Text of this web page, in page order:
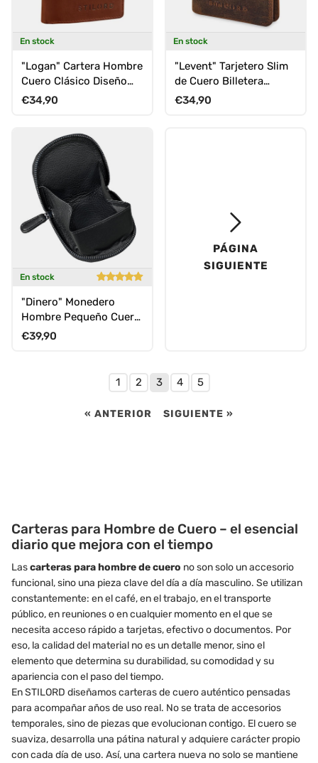
En stock
"Logan" Cartera Hombre
Cuero Clásico Diseño
Elegante y Compacto
Precio normal
€34,90
En stock
"Levent" Tarjetero Slim
de Cuero Billetera
Pequeña de Piel
Precio normal
€34,90
En stock
"Dinero" Monedero
Hombre Pequeño Cuero
con Compartimento
Precio normal
€39,90
PÁGINA
SIGUIENTE
« ANTERIOR
1 2 3 4 5
SIGUIENTE »
Carteras para Hombre de Cuero – el esencial
diario que mejora con el tiempo
Lascarteras para hombre de cuero no son solo un accesorio
funcional, sino una pieza clave del día a día masculino. Se utilizan
constantemente: en el café, en el trabajo, en el transporte
público, en reuniones o en cualquier momento en el que se
necesita acceso rápido a tarjetas, efectivo o documentos. Por
eso, la calidad del material no es un detalle menor, sino el
elemento que determina su durabilidad, su comodidad y su
apariencia con el paso del tiempo.
En STILORD diseñamos carteras de cuero auténtico pensadas
para acompañar años de uso real. No se trata de accesorios
temporales, sino de piezas que evolucionan contigo. El cuero se
suaviza, desarrolla una pátina natural y adquiere carácter propio
con cada día de uso. Así, una cartera nueva no solo se mantiene